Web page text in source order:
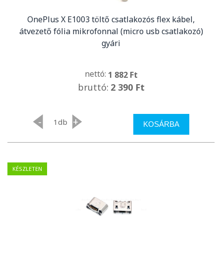
OnePlus X E1003 töltő csatlakozós flex kábel,
átvezető fólia mikrofonnal (micro usb csatlakozó)
gyári
nettó: 1 882 Ft
bruttó: 2 390 Ft
- db + KOSÁRBA
KÉSZLETEN